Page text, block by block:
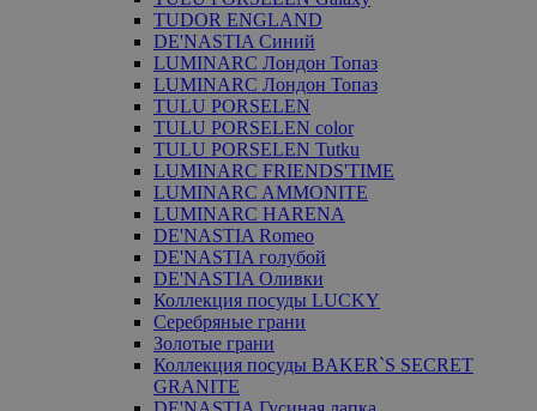
TUDOR ENGLAND
DE'NASTIA Синий
LUMINARC Лондон Топаз
LUMINARC Лондон Топаз
TULU PORSELEN
TULU PORSELEN color
TULU PORSELEN Tutku
LUMINARC FRIENDS'TIME
LUMINARC AMMONITE
LUMINARC HARENA
DE'NASTIA Romeo
DE'NASTIA голубой
DE'NASTIA Оливки
Коллекция посуды LUCKY
Серебряные грани
Золотые грани
Коллекция посуды BAKER`S SECRET
GRANITE